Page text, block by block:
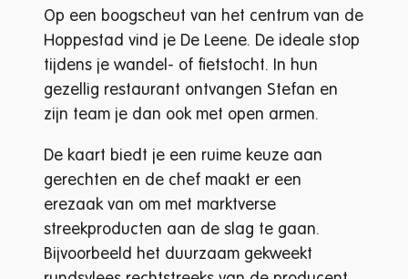
Op een boogscheut van het centrum van de
Hoppestad vind je De Leene. De ideale stop
tijdens je wandel- of fietstocht. In hun
gezellig restaurant ontvangen Stefan en
zijn team je dan ook met open armen.
De kaart biedt je een ruime keuze aan
gerechten en de chef maakt er een
erezaak van om met marktverse
streekproducten aan de slag te gaan.
Bijvoorbeeld het duurzaam gekweekt